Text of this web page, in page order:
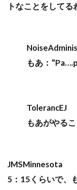
トなことをしてる
もあ：
TolerancEJ
もあがやる
JMSMinnesota
5：15くらいで、